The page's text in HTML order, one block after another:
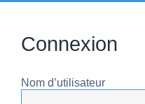
Connexion
Nom d’utilisateur